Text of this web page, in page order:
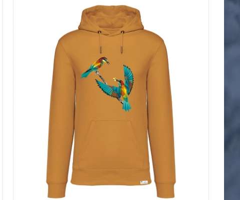
variantes.
Las
opciones
se
pueden
elegir
en
la
página
producto